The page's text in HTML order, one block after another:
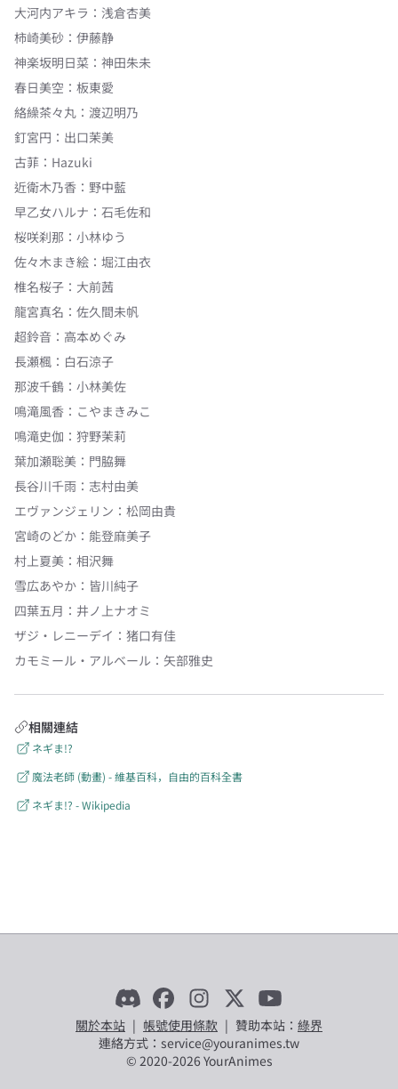
大河内アキラ ： 浅倉杏美
柿崎美砂 ： 伊藤静
神楽坂明日菜 ： 神田朱未
春日美空 ： 板東愛
絡繰茶々丸 ： 渡辺明乃
釘宮円 ： 出口茉美
古菲 ： Hazuki
近衛木乃香 ： 野中藍
早乙女ハルナ ： 石毛佐和
桜咲刹那 ： 小林ゆう
佐々木まき絵 ： 堀江由衣
椎名桜子 ： 大前茜
龍宮真名 ： 佐久間未帆
超鈴音 ： 高本めぐみ
長瀬楓 ： 白石涼子
那波千鶴 ： 小林美佐
鳴滝風香 ： こやまきみこ
鳴滝史伽 ： 狩野茉莉
葉加瀬聡美 ： 門脇舞
長谷川千雨 ： 志村由美
エヴァンジェリン ： 松岡由貴
宮崎のどか ： 能登麻美子
村上夏美 ： 相沢舞
雪広あやか ： 皆川純子
四葉五月 ： 井ノ上ナオミ
ザジ・レニーデイ ： 猪口有佳
カモミール・アルベール ： 矢部雅史
相關連結
ネギま!?
魔法老師 (動畫) - 維基百科，自由的百科全書
ネギま!? - Wikipedia
關於本站 | 帳號使用條款 | 贊助本站： 綠界
連絡方式：service@youranimes.tw
© 2020-2026 YourAnimes